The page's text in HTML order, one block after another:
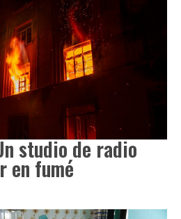
studio de radio
en fumé